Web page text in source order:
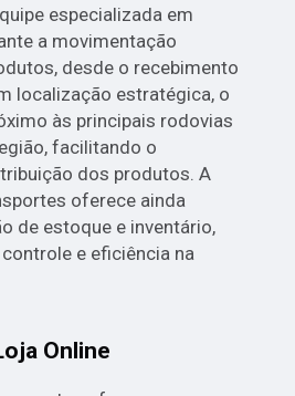
especializada em
a movimentação
desde o recebimento
localização estratégica, o
às principais rodovias
facilitando o
dos produtos. A
oferece ainda
de estoque e inventário,
e eficiência na
Online